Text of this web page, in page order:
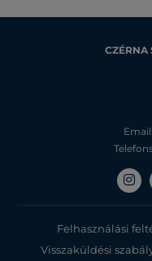
CZÉRNA
Felhasználási
Visszaküldési